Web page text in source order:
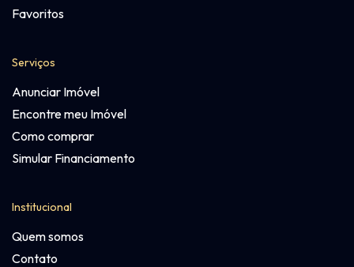
Favoritos
Serviços
Anunciar Imóvel
Encontre meu Imóvel
Como comprar
Simular Financiamento
Institucional
Quem somos
Contato